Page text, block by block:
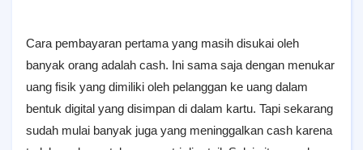
Cara pembayaran pertama yang masih disukai oleh
banyak orang adalah cash. Ini sama saja dengan menukar
uang fisik yang dimiliki oleh pelanggan ke uang dalam
bentuk digital yang disimpan di dalam kartu. Tapi sekarang
sudah mulai banyak juga yang meninggalkan cash karena